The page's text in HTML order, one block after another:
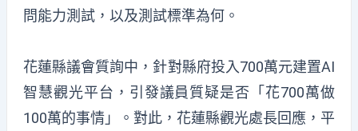
問能力測試，以及測試標準為何。
花蓮縣議會質詢中，針對縣府投入700萬元建置AI
智慧觀光平台，引發議員質疑是否「花700萬做
100萬的事情」。對此，花蓮縣觀光處長回應，平